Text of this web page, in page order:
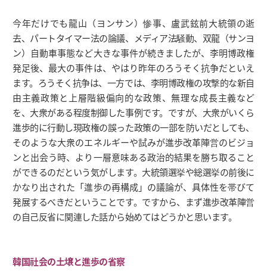
今年だけでも龍山（ヨンサン）惨事、盧武鉉前大統領の逝
去、パートタイマー法の論議、メディア法騒動、双龍（サンヨ
ン）自動車事態など大きな事件が続きましたが、李明博政権
発足後、最大の事件は、やはり昨年のろうそく抗争だといえ
ます。ろうそく抗争は、一方では、李明博政権の攻撃的な新自
由主義政策と上層階級偏向的な政策、無理な成長主義など
を、大衆がある程度制御した事例です。ですが、大衆がいくら
進歩的に行動し現政権の誤った政策の一部を防いだとしても、
そのような大衆のエネルギーや試みが進歩改革陣営のビジョ
ンと出会う時、より一層意味ある政治的結果を勝ち取ること
ができるのだという気がします。大統領選挙や総選挙の前後に
かなり出された「進歩の再構成」の議論が、具体性を帯びて
発展するべきだということです。ですから、まず進歩改革陣営
の自己反省に関連した話から始めてはどうかと思います。
韓国社会の土壌と進歩の省察